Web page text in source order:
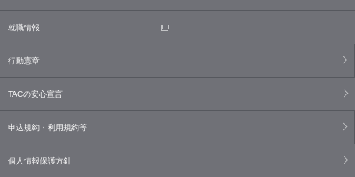
就職情報
行動憲章
TACの安心宣言
申込規約・利用規約等
個人情報保護方針